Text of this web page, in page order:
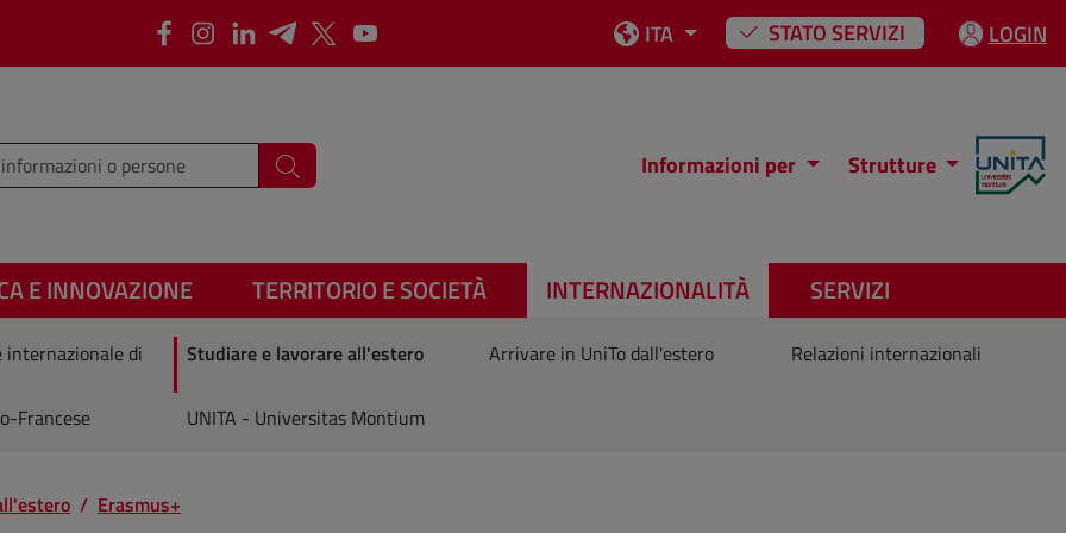
FacebookInstagram
LinkedInTelegram
X Youtube
ITA STATO SERVIZI LOGIN
termini da cercare Cerca Informazioni per Strutture
E INNOVAZIONE TERRITORIO E SOCIETÀ INTERNAZIONALITÀ SERVIZI
internazionale di
Studiare e lavorare all'estero Arrivare in UniTo dall'estero Relazioni internazionali
Francese UNITA - Universitas Montium
Erasmus+